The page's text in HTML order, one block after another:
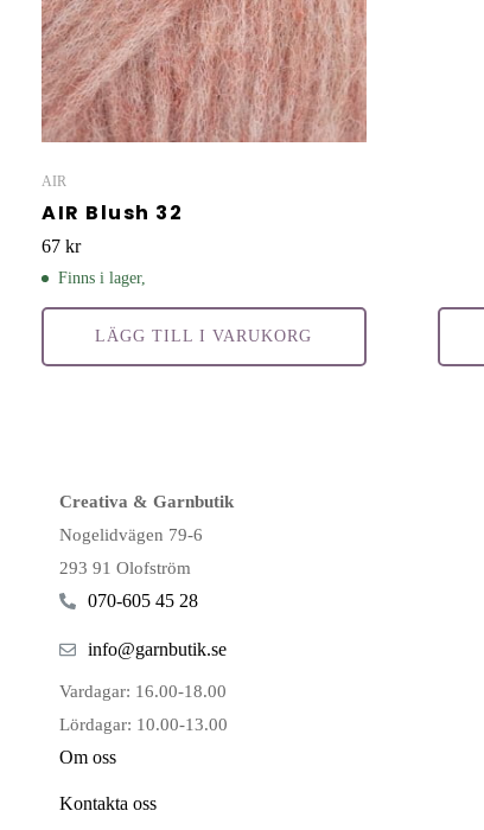
AIR
AIR Blush 32
67 kr
Finns i lager,
LÄGG TILL I VARUKORG
Creativa & Garnbutik
Nogelidvägen 79-6
293 91 Olofström
070-605 45 28
info@garnbutik.se
Vardagar: 16.00-18.00
Lördagar: 10.00-13.00
Om oss
Kontakta oss